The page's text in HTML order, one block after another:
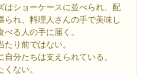
はショーケースに並べられ、配
られ、料理人さんの手で美味し
る人の手に届く。
り前ではない。
分たちは支えられている。
ない。